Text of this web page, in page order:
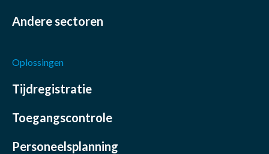
Andere sectoren
Oplossingen
Tijdregistratie
Toegangscontrole
Personeelsplanning